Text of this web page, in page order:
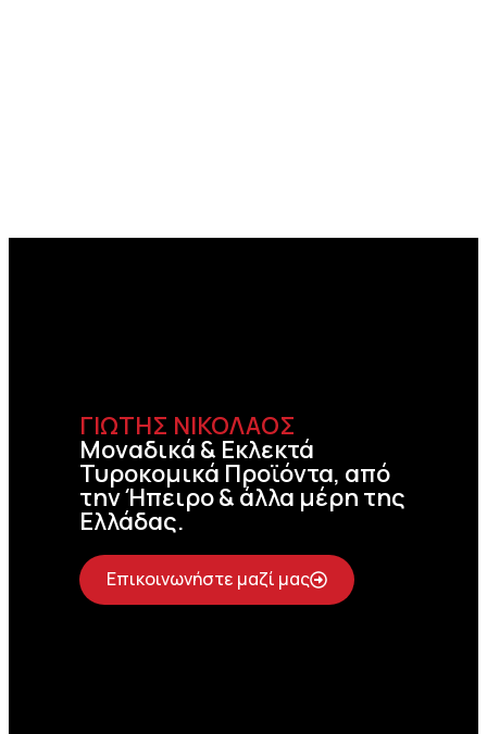
ΓΙΩΤΗΣ ΝΙΚΟΛΑΟΣ
Μοναδικά & Εκλεκτά
Τυροκομικά Προϊόντα, από
την Ήπειρο & άλλα μέρη της
Ελλάδας.
Επικοινωνήστε μαζί μας